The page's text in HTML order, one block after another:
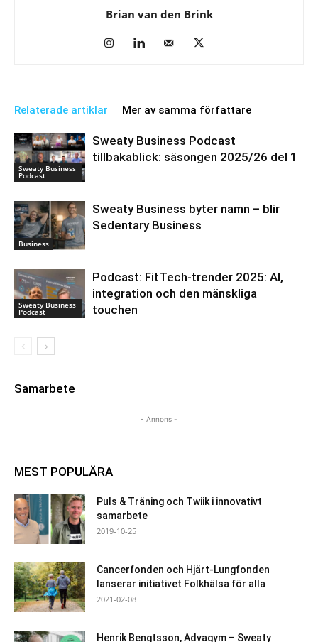
Brian van den Brink
Relaterade artiklar Mer av samma författare
Sweaty Business
Podcast
Sweaty Business Podcast
tillbakablick: säsongen 2025/26 del 1
Business
Sweaty Business byter namn – blir
Sedentary Business
Sweaty Business
Podcast
Podcast: FitTech-trender 2025: AI,
integration och den mänskliga
touchen
Samarbete
- Annons -
MEST POPULÄRA
Puls & Träning och Twiik i innovativt
samarbete
2019-10-25
Cancerfonden och Hjärt-Lungfonden
lanserar initiativet Folkhälsa för alla
2021-02-08
Henrik Bengtsson, Advagym – Sweaty